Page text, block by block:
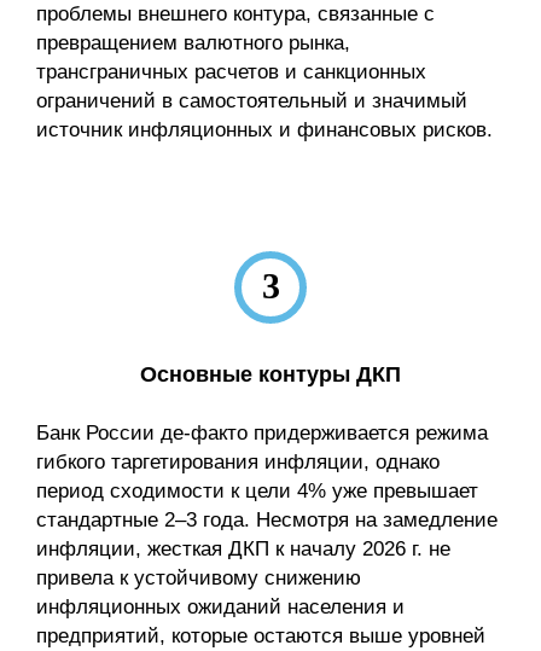
проблемы внешнего контура, связанные с
превращением валютного рынка,
трансграничных расчетов и санкционных
ограничений в самостоятельный и значимый
источник инфляционных и финансовых рисков.
3
Основные контуры ДКП
Банк России де-факто придерживается режима
гибкого таргетирования инфляции, однако
период сходимости к цели 4% уже превышает
стандартные 2–3 года. Несмотря на замедление
инфляции, жесткая ДКП к началу 2026 г. не
привела к устойчивому снижению
инфляционных ожиданий населения и
предприятий, которые остаются выше уровней